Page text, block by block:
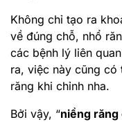
Không chỉ tạo ra
về đúng chỗ, nhổ
các bệnh lý liên
ra, việc này cũng có
răng khi chỉnh nha.
Bởi vậy, “niềng răng